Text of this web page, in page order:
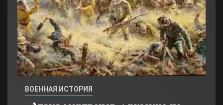
ВОЕННАЯ ИСТОРИЯ